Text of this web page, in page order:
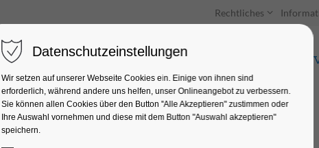
Rechtliches
Unterkünfte Entdecken & Erleben
Datenschutzeinstellungen
Wir setzen auf unserer Webseite Cookies ein. Einige von ihnen sind
erforderlich, während andere uns helfen, unser Onlineangebot zu verbessern.
Sie können allen Cookies über den Button "Alle Akzeptieren" zustimmen oder
Ihre Auswahl vornehmen und diese mit dem Button "Auswahl akzeptieren"
speichern.